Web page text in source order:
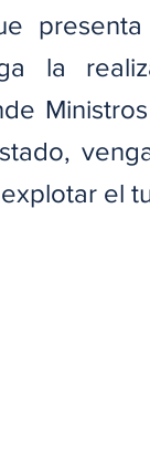
la
el